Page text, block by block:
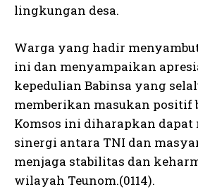
lingkungan desa.
Warga yang hadir
ini dan menyampaikan
kepedulian Babinsa yang
memberikan masukan positif
Komsos ini diharapkan dapat
sinergi antara TNI dan
menjaga stabilitas dan
wilayah Teunom.(0114).